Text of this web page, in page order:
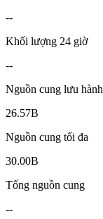
--
Khối lượng 24 giờ
--
Nguồn cung lưu hành
26.57B
Nguồn cung tối đa
30.00B
Tổng nguồn cung
--